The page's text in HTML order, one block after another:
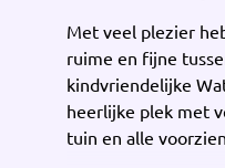
Met veel plezier
ruime en fijne
kindvriendelijke
heerlijke plek met
tuin en alle